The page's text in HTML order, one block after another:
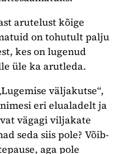
arutelust kõige
on tohutult palju
kes on lugenud
üle ka arutleda.
väljakutse“,
eri elualadelt ja
vägagi viljakate
seda siis pole? Võib-
aga pole